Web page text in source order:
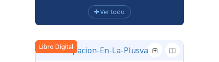
Ver todo
Libro Digital